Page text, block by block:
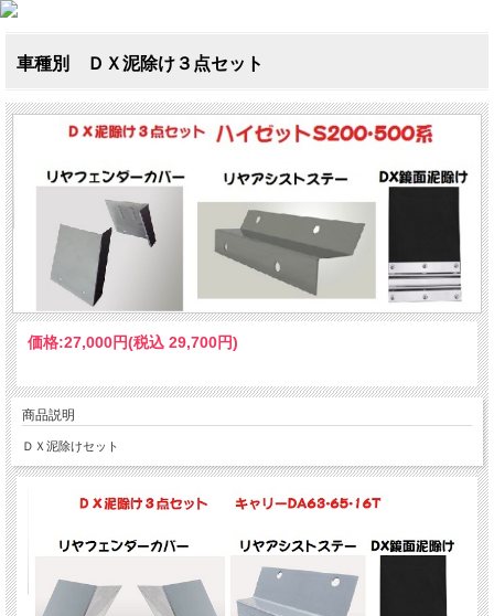
車種別 ＤＸ泥除け３点セット
価格:27,000円(税込 29,700円)
商品説明
ＤＸ泥除けセット